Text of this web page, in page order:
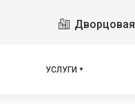
УСЛУГИ